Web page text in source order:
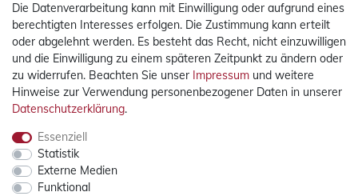
Mehr Informationen
Die Datenverarbeitung kann mit Einwilligung oder aufgrund eines
berechtigten Interesses erfolgen. Die Zustimmung kann erteilt
oder abgelehnt werden. Es besteht das Recht, nicht einzuwilligen
und die Einwilligung zu einem späteren Zeitpunkt zu ändern oder
zu widerrufen. Beachten Sie unser Impressum und weitere
Hinweise zur Verwendung personenbezogener Daten in unserer
Daten­schutz­erklärung.
Essenziell
Statistik
Externe Medien
Funktional